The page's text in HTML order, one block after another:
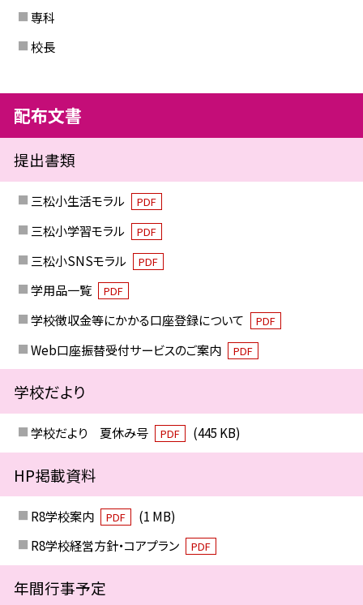
専科
校長
配布文書
提出書類
三松小生活モラル PDF
三松小学習モラル PDF
三松小SNSモラル PDF
学用品一覧 PDF
学校徴収金等にかかる口座登録について PDF
Web口座振替受付サービスのご案内 PDF
学校だより
学校だより 夏休み号 PDF (445 KB)
HP掲載資料
R8学校案内 PDF
(1 MB)
R8学校経営方針・コアプラン
PDF
年間行事予定